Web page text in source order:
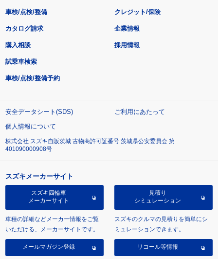
車検/点検/整備 クレジット/保険
カタログ請求
購入相談
試乗車検索
車検/点検/整備予約
企業情報
採用情報
安全データシート(SDS)
ご利用にあたって
個人情報について
株式会社 スズキ自販茨城 古物商許可証番号 茨城県公安委員会 第
401090000908号
スズキメーカーサイト
スズキ四輪車
メーカーサイト
車種の詳細などメーカー情報をご覧
いただける、メーカーサイトです。
見積り
シミュレーション
スズキのクルマの見積りを簡単にシ
ミュレーションできます。
メールマガジン登録 リコール等情報